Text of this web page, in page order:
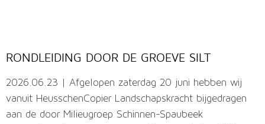
RONDLEIDING DOOR DE GROEVE SILT
2026.06.23 | Afgelopen zaterdag 20 juni hebben wij
vanuit HeusschenCopier Landschapskracht bijgedragen
aan de door Milieugroep Schinnen-Spaubeek